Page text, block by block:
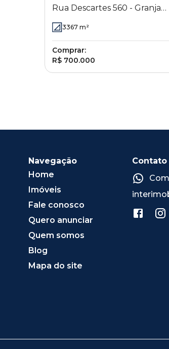
Rua Descartes 560 - Granja
3367 m²
Comprar:
R$ 700.000
Navegação
Home
Imóveis
Fale conosco
Quero anunciar
Quem somos
Blog
Mapa do site
Contato